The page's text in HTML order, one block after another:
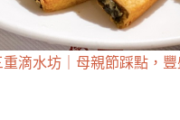
滴水坊｜母親節踩點，